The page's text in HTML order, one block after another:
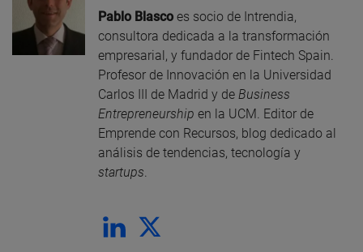
Pablo Blasco es socio de Intrendia,
consultora dedicada a la transformación
empresarial, y fundador de Fintech Spain.
Profesor de Innovación en la Universidad
Carlos III de Madrid y de Business
Entrepreneurship en la UCM. Editor de
Emprende con Recursos, blog dedicado al
análisis de tendencias, tecnología y
startups.